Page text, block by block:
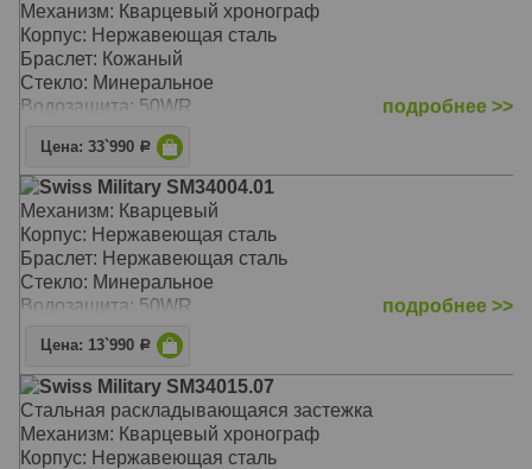
Механизм: Кварцевый хронограф
Корпус: Нержавеющая сталь
Браслет: Кожаный
Стекло: Минеральное
Водозащита: 50WR
подробнее >>
Цена: 33`990 Р
Swiss Military SM34004.01
Механизм: Кварцевый
Корпус: Нержавеющая сталь
Браслет: Нержавеющая сталь
Стекло: Минеральное
Водозащита: 50WR
подробнее >>
Цена: 13`990 Р
Swiss Military SM34015.07
Стальная раскладывающаяся застежка
Механизм: Кварцевый хронограф
Корпус: Нержавеющая сталь